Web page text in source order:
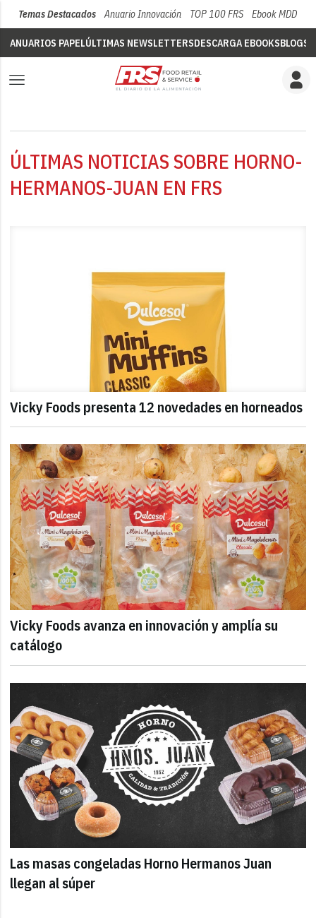
Temas Destacados Anuario Innovación TOP 100 FRS Ebook MDD
ANUARIOS PAPELÚLTIMAS NEWSLETTERSDESCARGA EBOOKSBLOGS
ÚLTIMAS NOTICIAS SOBRE HORNO-
HERMANOS-JUAN EN FRS
Vicky Foods presenta 12 novedades en horneados
Vicky Foods avanza en innovación y amplía su
catálogo
Las masas congeladas Horno Hermanos Juan
llegan al súper